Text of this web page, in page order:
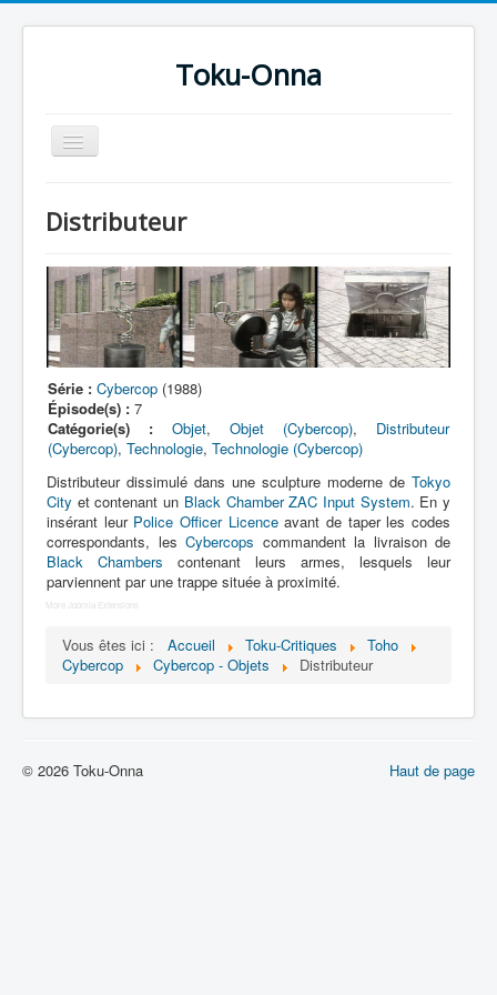
Toku-Onna
Basculer
la
Toku-Actrices
Toku-Critiques
Séries
Films
COSAA
Dessins
Artiste Asperger
Lexique
Dennô keisatsu Cybercop (電脳 警
察 サイバーコップ) = Police
cerveau électronique Cybercop
Série
Mechas
Distributeur
Série : Cybercop (1988)
Épisode(s) : 7
Catégorie(s) :
Objet, Objet (Cybercop), Distributeur
(Cybercop), Technologie, Technologie (Cybercop)
Distributeur dissimulé dans une sculpture moderne de Tokyo
City et contenant un Black Chamber ZAC Input System. En y
insérant leur Police Officer Licenceavant de taper les codes
correspondants, les Cybercops commandent la livraison de
Black Chambers contenant leurs armes, lesquels leur
parviennent par une trappe située à proximité.
More Joomla Extensions
Vous êtes ici : Accueil Toku-Critiques
Toho
Cybercop
Cybercop - Objets Distributeur
Haut de page
© 2026 Toku-Onna